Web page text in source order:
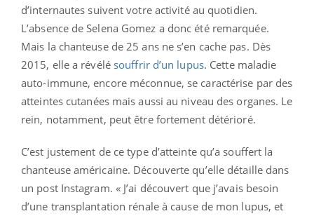
d’internautes suivent votre activité au quotidien.
L’absence de Selena Gomez a donc été remarquée.
Mais la chanteuse de 25 ans ne s’en cache pas. Dès
2015, elle a révélé souffrir d’un lupus. Cette maladie
auto-immune, encore méconnue, se caractérise par des
atteintes cutanées mais aussi au niveau des organes. Le
rein, notamment, peut être fortement détérioré.
C’est justement de ce type d’atteinte qu’a souffert la
chanteuse américaine. Découverte qu’elle détaille dans
un post Instagram. « J’ai découvert que j’avais besoin
d’une transplantation rénale à cause de mon lupus, et